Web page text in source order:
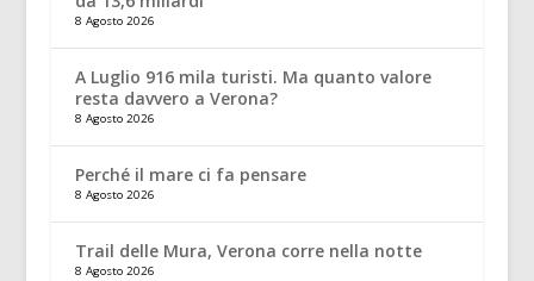
8 Agosto 2026
A Luglio 916 mila turisti. Ma quanto valore
resta davvero a Verona?
8 Agosto 2026
Perché il mare ci fa pensare
8 Agosto 2026
Trail delle Mura, Verona corre nella notte
8 Agosto 2026